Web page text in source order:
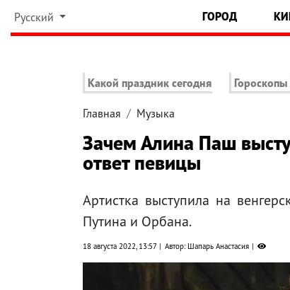
Русский ГОРОД
Какой праздник сегодня
Главная Музыка
Зачем Алина Паш
ответ певицы
Артистка выступила на
Путина и Орбана.
18 августа 2022, 13:57 Автор: Шапарь Анастасия